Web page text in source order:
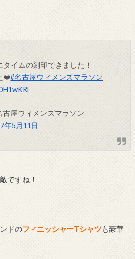
イムの刻印できました！
❤️#名古屋ウィメンズマラソン
屋ウィメンズマラソン
年5月11日
ですね！
ドのフィニッシャーTシャツ も豪華